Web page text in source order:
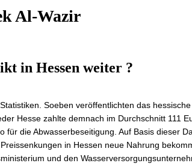
Al-Wazir
in Hessen weiter ?
Soeben veröffentlichten das hessische
Hesse zahlte demnach im Durchschnitt 111
für die Abwasserbeseitigung. Auf Basis dieser
in Hessen neue Nahrung
und den